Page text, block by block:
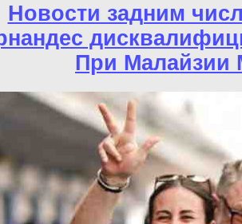
Новости задним
При Малайзии